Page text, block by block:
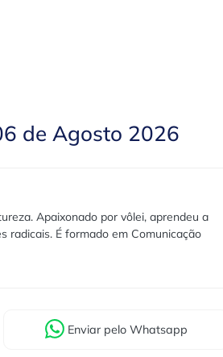
de Agosto 2026
Apaixonado por vôlei, aprendeu a
radicais. É formado em Comunicação
Enviar pelo Whatsapp